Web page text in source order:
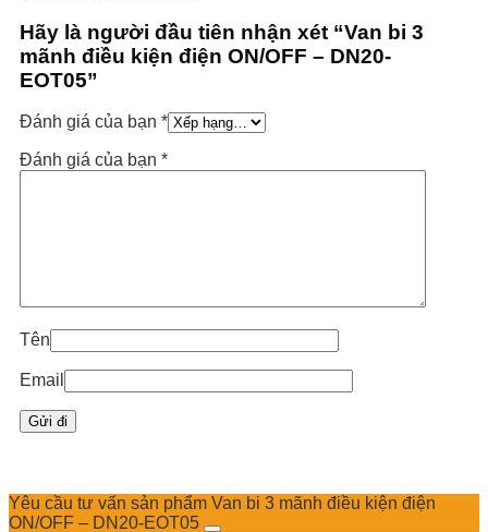
Hãy là người đầu tiên nhận xét “Van bi 3
mãnh điều kiện điện ON/OFF – DN20-
EOT05”
Đánh giá của bạn *
Đánh giá của bạn *
Tên
Email
Yêu cầu tư vấn sản phẩm Van bi 3 mãnh điều kiện điện
ON/OFF – DN20-EOT05